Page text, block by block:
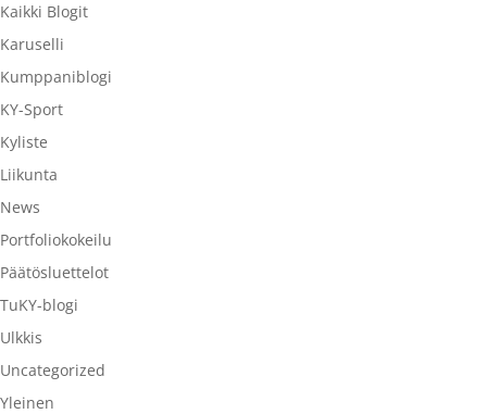
Kaikki Blogit
Karuselli
Kumppaniblogi
KY-Sport
Kyliste
Liikunta
News
Portfoliokokeilu
Päätösluettelot
TuKY-blogi
Ulkkis
Uncategorized
Yleinen